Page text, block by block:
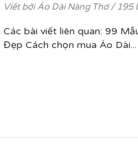
Viết bởiÁo Dài Nàng Thơ/ 195
Các bài viết liên quan: 99
Đẹp Cách chọn mua Áo Dài...